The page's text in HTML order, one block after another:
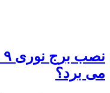
می برد؟